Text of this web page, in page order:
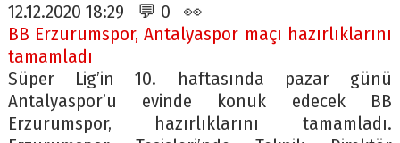
12.12.2020 18:29 💬 0 👀
BB Erzurumspor, Antalyaspor maçı hazırlıklarını
tamamladı
Süper Lig’in 10. haftasında pazar günü
Antalyaspor’u evinde konuk edecek BB
Erzurumspor, hazırlıklarını tamamladı.